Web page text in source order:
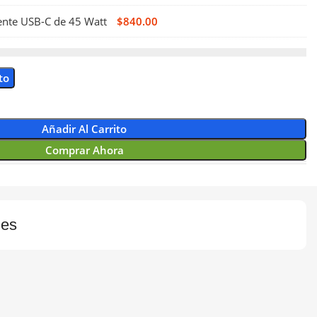
USB-C de 45 Watt $840.00
Añadir Al Carrito
Comprar Ahora